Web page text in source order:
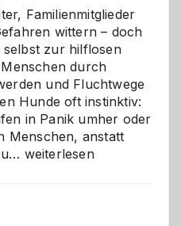
Familienmitglieder
wittern – doch
zur hilflosen
durch
und Fluchtwege
Hunde oft instinktiv:
in Panik umher oder
Menschen, anstatt
Wenn
weiterlesen